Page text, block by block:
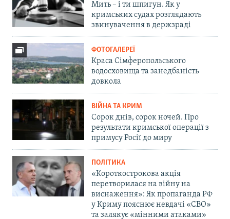
Мить – і ти шпигун. Як у
кримських судах розглядають
звинувачення в держзраді
ФОТОГАЛЕРЕЇ
Краса Сімферопольського
водосховища та занедбаність
довкола
ВІЙНА ТА КРИМ
Сорок днів, сорок ночей. Про
результати кримської операції з
примусу Росії до миру
ПОЛІТИКА
«Короткострокова акція
перетворилася на війну на
виснаження»: Як пропаганда РФ
у Криму пояснює невдачі «СВО»
та залякує «мінними атаками»